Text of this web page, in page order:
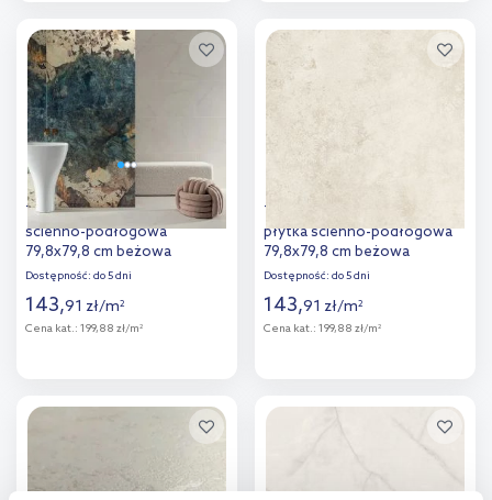
Dodaj do
porównania porównania
Tubądzin Onix płytka
ścienno-podłogowa
79,8x79,8 cm beżowa
Dostępność: do 5 dni
143,91 zł/m2
Cena kat.: 199,88 zł/m2
porównania
Tubądzin Torano Beige Mat
płytka ścienno-podłogowa
79,8x79,8 cm beżowa
Dostępność: do 5 dni
143,91 zł/m2
Cena kat.: 199,88 zł/m2